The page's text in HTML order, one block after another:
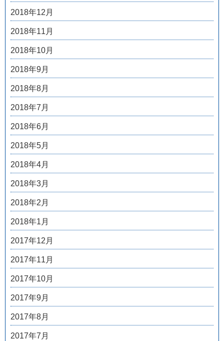
2018年12月
2018年11月
2018年10月
2018年9月
2018年8月
2018年7月
2018年6月
2018年5月
2018年4月
2018年3月
2018年2月
2018年1月
2017年12月
2017年11月
2017年10月
2017年9月
2017年8月
2017年7月